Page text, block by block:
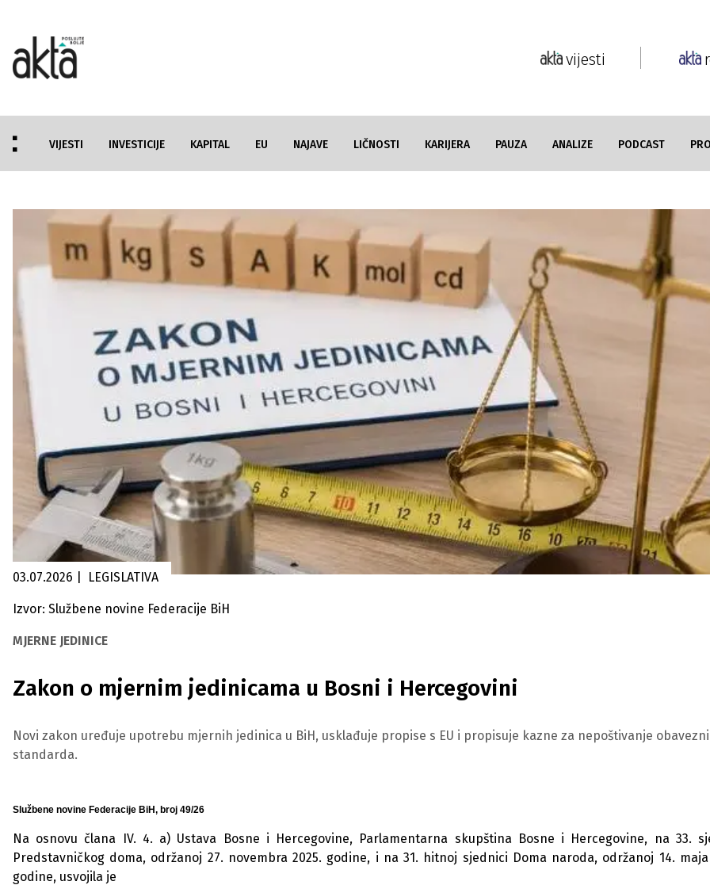
vijesti
VIJESTI INVESTICIJE KAPITAL EU NAJAVE LIČNOSTI KARIJERA PAUZA ANALIZE PODCAST
03.07.2026 LEGISLATIVA
Izvor: Službene novine Federacije BiH
MJERNE JEDINICE
Zakon o mjernim jedinicama u Bosni i Hercegovini
Novi zakon uređuje upotrebu mjernih jedinica u BiH, usklađuje propise s EU i propisuje kazne za nepoštivanje
standarda.
Službene novine Federacije BiH, broj 49/26
Na osnovu člana IV. 4. a) Ustava Bosne i Hercegovine, Parlamentarna skupština Bosne i Hercegovine, na 33.
Predstavničkog doma, održanoj 27. novembra 2025. godine, i na 31. hitnoj sjednici Doma naroda, održanoj 14. maja
godine, usvojila je